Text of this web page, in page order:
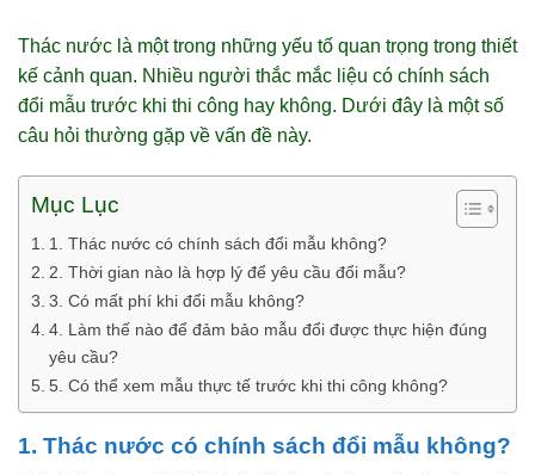
Thác nước là một trong những yếu tố quan trọng trong thiết
kế cảnh quan. Nhiều người thắc mắc liệu có chính sách
đổi mẫu trước khi thi công hay không. Dưới đây là một số
câu hỏi thường gặp về vấn đề này.
Mục Lục
1. Thác nước có chính sách đổi mẫu không?
2. Thời gian nào là hợp lý để yêu cầu đổi mẫu?
3. Có mất phí khi đổi mẫu không?
4. Làm thế nào để đảm bảo mẫu đổi được thực hiện đúng
yêu cầu?
5. Có thể xem mẫu thực tế trước khi thi công không?
1. Thác nước có chính sách đổi mẫu không?